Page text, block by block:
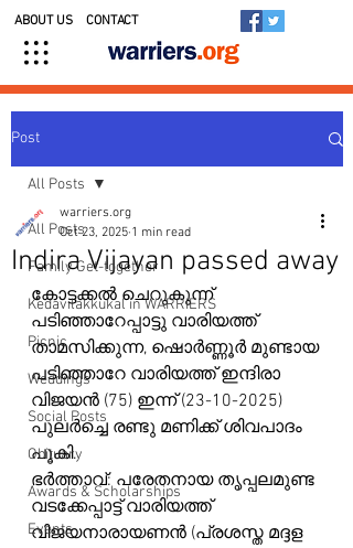
ABOUT US CONTACT
Post
All Posts
Family Get-together
Kedavilakkukal in WARRIERS
Picnic
Weddings
Social Posts
Obituary
Awards & Scholarships
Events
All Posts
Indira Vijayan passed away
warriers.org
Oct 23, 2025 1 min read
കോട്ടക്കൽ ചെറുകുന്ന്
പടിഞ്ഞാറേപ്പാട്ടു വാരിയത്ത്
താമസിക്കുന്ന, ഷൊർണ്ണൂർ മുണ്ടായ
പടിഞ്ഞാറേ വാരിയത്ത് ഇന്ദിരാ
വിജയൻ (75) ഇന്ന് (23-10-2025)
പുലർച്ചെ രണ്ടു മണിക്ക് ശിവപാദം
പൂകി.
ഭർത്താവ്: പരേതനായ തൃപ്പലമുണ്ട
വടക്കേപ്പാട്ട് വാരിയത്ത്
വിജയനാരായണൻ (പ്രശസ്ത മദ്ദള